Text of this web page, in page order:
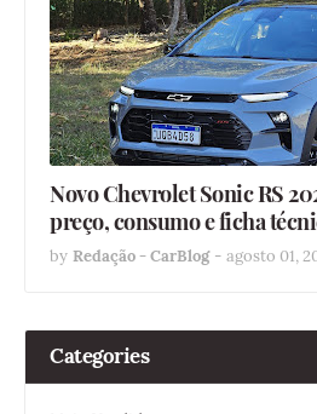
Novo Chevrolet Sonic RS
preço, consumo e ficha
by Redação - CarBlog - agosto 01,
Categories